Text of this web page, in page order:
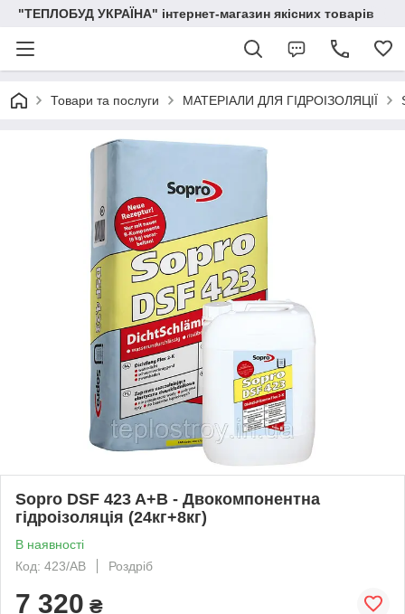
"ТЕПЛОБУД УКРАЇНА" інтернет-магазин якісних товарів
Товари та послуги МАТЕРІАЛИ ДЛЯ ГІДРОІЗОЛЯЦІЇ
Sopro DSF 423 A+B - Двокомпонентна
гідроізоляція (24кг+8кг)
В наявності
Код: 423/AB
Роздріб
7 320 ₴